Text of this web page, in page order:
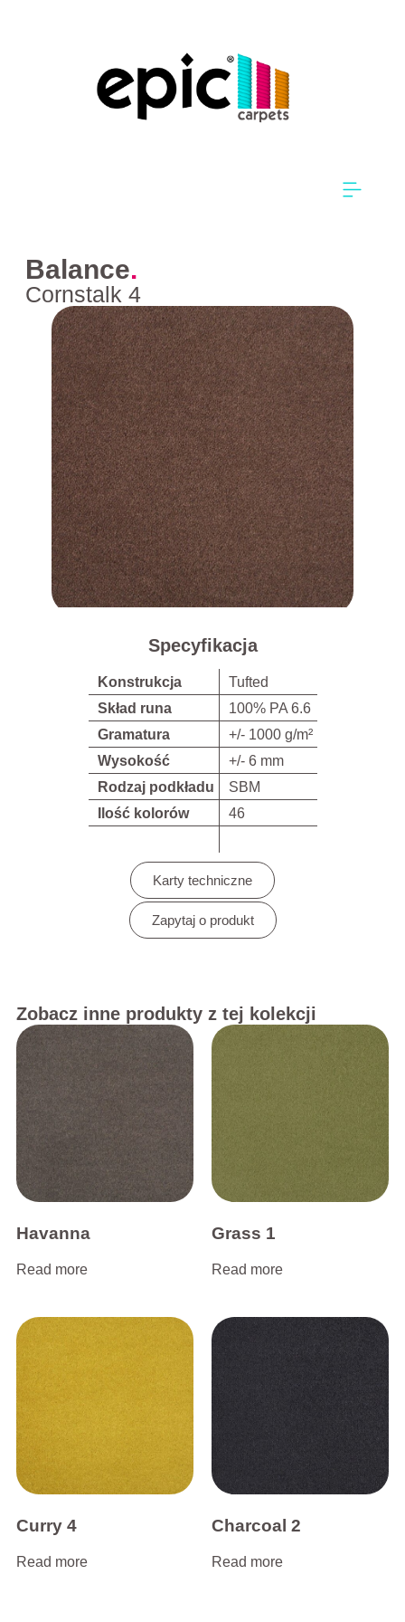
Balance.
Cornstalk 4
Specyfikacja
Konstrukcja
Tufted
Skład runa
100% PA 6.6
Gramatura
+/- 1000 g/m²
Wysokość
+/- 6 mm
Rodzaj podkładu
SBM
Ilość kolorów
46
Karty techniczne
Zapytaj o produkt
Zobacz inne produkty z tej kolekcji
Havanna
Read more
Grass 1
Read more
Curry 4
Read more
Charcoal 2
Read more